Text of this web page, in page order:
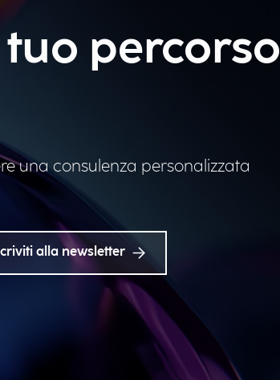
percorso
una consulenza personalizzata
alla newsletter